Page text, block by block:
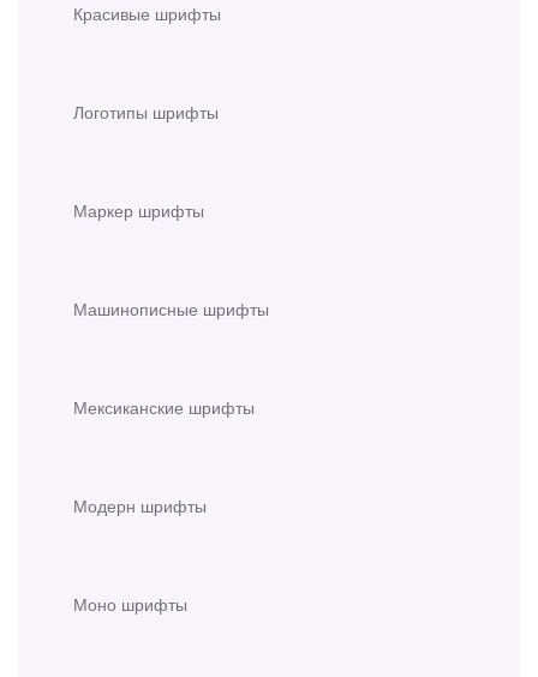
Красивые шрифты
Логотипы шрифты
Маркер шрифты
Машинописные шрифты
Мексиканские шрифты
Модерн шрифты
Моно шрифты